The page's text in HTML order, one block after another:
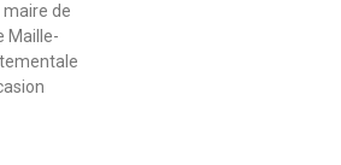
de
Maille-